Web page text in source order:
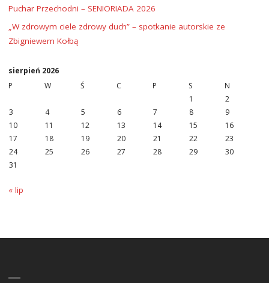
Puchar Przechodni – SENIORIADA 2026
„W zdrowym ciele zdrowy duch” – spotkanie autorskie ze
Zbigniewem Kołbą
sierpień 2026
P
W Ś C P S
N
1
2
3
4 5 6 7 8
9
10
11 12 13 14 15
16
17
18 19 20 21 22
23
24
25 26 27 28 29
30
31
« lip